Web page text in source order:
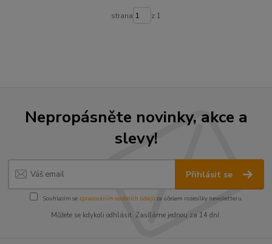
strana z 1
Nepropásněte novinky, akce a
slevy!
Přihlásit se
Souhlasím se zpracováním osobních údajůza účelem rozesílky newsletteru.
Můžete se kdykoli odhlásit. Zasíláme jednou za 14 dní.